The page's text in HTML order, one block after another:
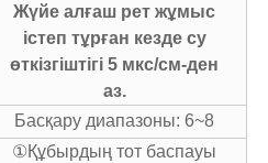
Жүйе алғаш рет жұмыс
істеп тұрған кезде су
өткізгіштігі 5 мкс/см-ден
аз.
Басқару диапазоны: 6~8
①Құбырдың тот баспауы